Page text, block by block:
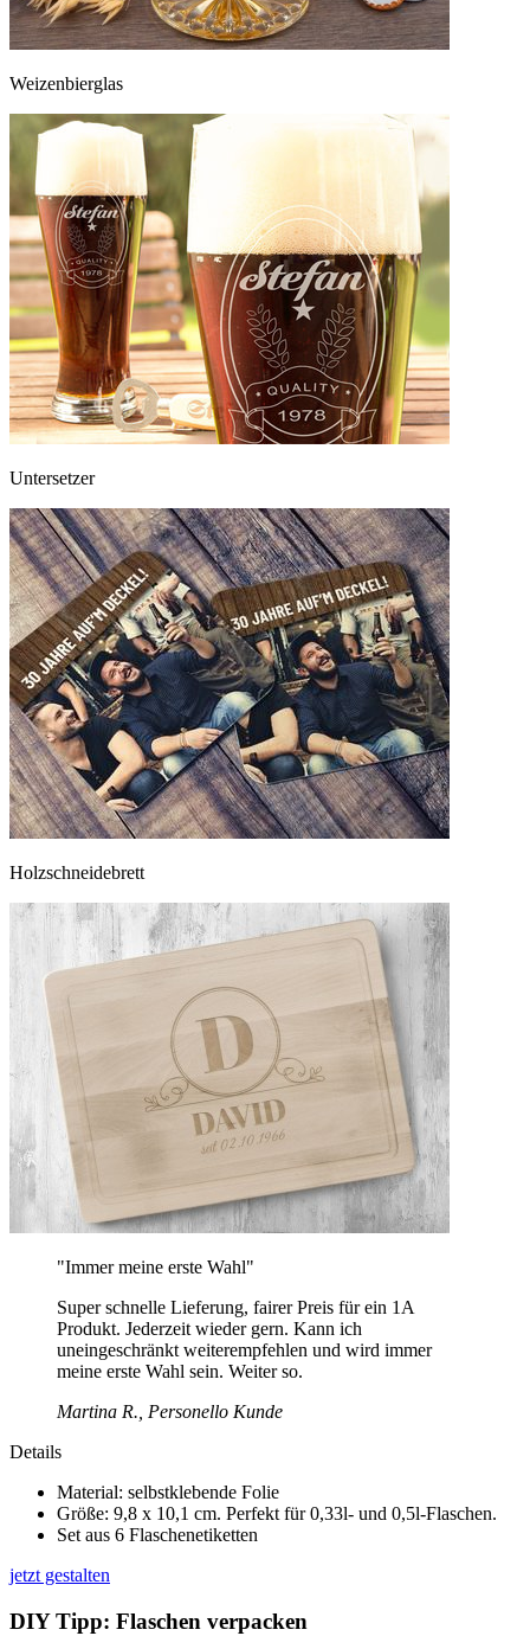
Weizenbierglas
Untersetzer
Holzschneidebrett
"Immer meine erste Wahl"
Super schnelle Lieferung, fairer Preis für ein 1A
Produkt. Jederzeit wieder gern. Kann ich
uneingeschränkt weiterempfehlen und wird immer
meine erste Wahl sein. Weiter so.
Martina R., Personello Kunde
Details
Material: selbstklebende Folie
Größe: 9,8 x 10,1 cm. Perfekt für 0,33l- und 0,5l-Flaschen.
Set aus 6 Flaschenetiketten
jetzt gestalten
DIY Tipp: Flaschen verpacken